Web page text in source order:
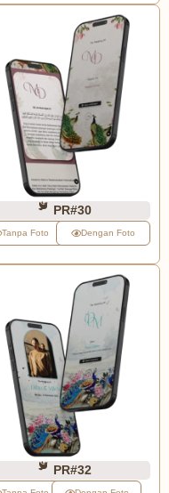
PR#30
Tanpa Foto Dengan Foto
PR#32